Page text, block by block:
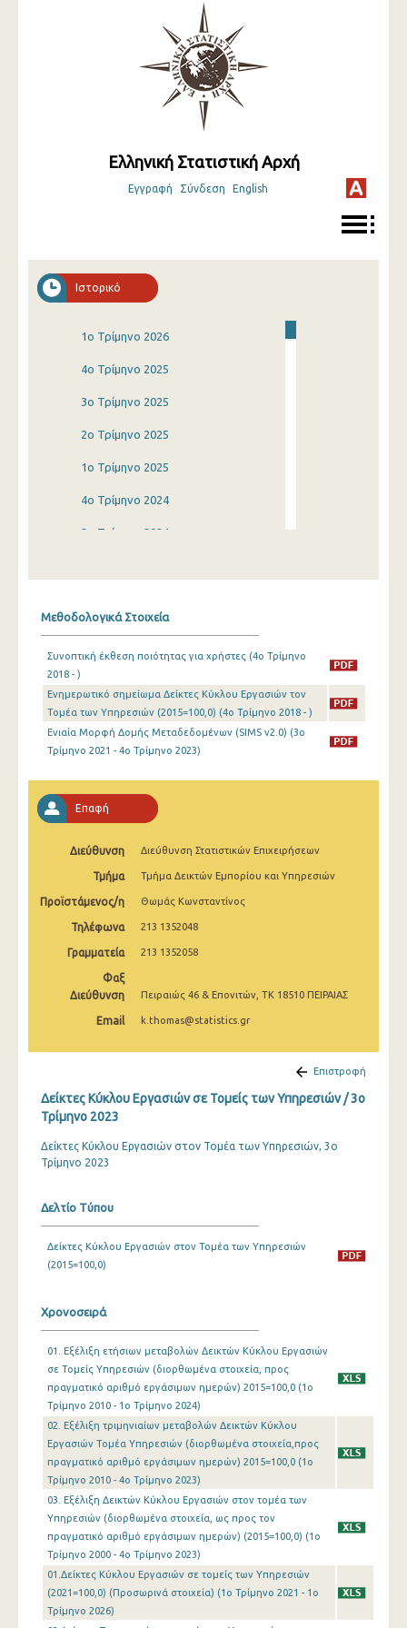
Ελληνική Στατιστική Αρχή
Εγγραφή Σύνδεση English
Ιστορικό
1o Τρίμηνο 2026
4o Τρίμηνο 2025
3o Τρίμηνο 2025
2o Τρίμηνο 2025
1o Τρίμηνο 2025
4o Τρίμηνο 2024
3o Τρίμηνο 2024
3o Τρίμηνο 2023
2o Τρίμηνο 2023
1o Τρίμηνο 2023
3o Τρίμηνο 2022
2o Τρίμηνο 2022
1o Τρίμηνο 2022
3o Τρίμηνο 2021
2o Τρίμηνο 2021
1o Τρίμηνο 2021
4o Τρίμηνο 2020
3o Τρίμηνο 2020
2o Τρίμηνο 2020
1o Τρίμηνο 2020
4o Τρίμηνο 2019
1o Τρίμηνο 2019
3o Τρίμηνο 2018
2o Τρίμηνο 2018
1o Τρίμηνο 2018
4o Τρίμηνο 2017
3o Τρίμηνο 2017
2o Τρίμηνο 2017
1o Τρίμηνο 2017
3o Τρίμηνο 2016
2o Τρίμηνο 2016
Μεθοδολογικά Στοιχεία
Συνοπτική έκθεση ποιότητας για χρήστες (4o Τρίμηνο
2018 - )
Ενημερωτικό σημείωμα Δείκτες Κύκλου Εργασιών τον
Τομέα των Υπηρεσιών (2015=100,0) (4o Τρίμηνο 2018 - )
Ενιαία Μορφή Δομής Μεταδεδομένων (SIMS v2.0) (3o
Τρίμηνο 2021 - 4o Τρίμηνο 2023)
Επαφή
Διεύθυνση Διεύθυνση Στατιστικών Επιχειρήσεων
Τμήμα Τμήμα Δεικτών Εμπορίου και Υπηρεσιών
Προϊστάμενος/η Θωμάς Κωνσταντίνος
Τηλέφωνα 213 1352048
Γραμματεία 213 1352058
Φαξ
Διεύθυνση
Πειραιώς 46 & Επονιτών, ΤΚ 18510 ΠΕΙΡΑΙΑΣ
Email k.thomas@statistics.gr
Επιστροφή
Δείκτες Κύκλου Εργασιών σε Τομείς των Υπηρεσιών / 3o
Τρίμηνο 2023
Δείκτες Κύκλου Εργασιών στον Τομέα των Υπηρεσιών, 3ο
Τρίμηνο 2023
Δελτίο Τύπου
Δείκτες Κύκλου Εργασιών στον Τομέα των Υπηρεσιών
(2015=100,0)
Χρονοσειρά
01. Εξέλιξη ετήσιων μεταβολών Δεικτών Κύκλου Εργασιών
σε Τομείς Υπηρεσιών (διορθωμένα στοιχεία, προς
πραγματικό αριθμό εργάσιμων ημερών) 2015=100,0 (1o
Τρίμηνο 2010 - 1o Τρίμηνο 2024)
02. Εξέλιξη τριμηνιαίων μεταβολών Δεικτών Κύκλου
Εργασιών Τομέα Υπηρεσιών (διορθωμένα στοιχεία,προς
πραγματικό αριθμό εργάσιμων ημερών) 2015=100,0 (1o
Τρίμηνο 2010 - 4o Τρίμηνο 2023)
03. Εξέλιξη Δεικτών Κύκλου Εργασιών στον τομέα των
Υπηρεσιών (διορθωμένα στοιχεία, ως προς τον
πραγματικό αριθμό εργάσιμων ημερών) (2015=100,0) (1o
Τρίμηνο 2000 - 4o Τρίμηνο 2023)
01.Δείκτες Κύκλου Εργασιών σε τομείς των Υπηρεσιών
(2021=100,0) (Προσωρινά στοιχεία) (1o Τρίμηνο 2021 - 1o
Τρίμηνο 2026)